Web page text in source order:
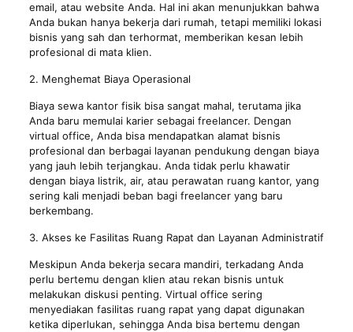
email, atau website Anda. Hal ini akan menunjukkan bahwa
Anda bukan hanya bekerja dari rumah, tetapi memiliki lokasi
bisnis yang sah dan terhormat, memberikan kesan lebih
profesional di mata klien.
2. Menghemat Biaya Operasional
Biaya sewa kantor fisik bisa sangat mahal, terutama jika
Anda baru memulai karier sebagai freelancer. Dengan
virtual office, Anda bisa mendapatkan alamat bisnis
profesional dan berbagai layanan pendukung dengan biaya
yang jauh lebih terjangkau. Anda tidak perlu khawatir
dengan biaya listrik, air, atau perawatan ruang kantor, yang
sering kali menjadi beban bagi freelancer yang baru
berkembang.
3. Akses ke Fasilitas Ruang Rapat dan Layanan Administratif
Meskipun Anda bekerja secara mandiri, terkadang Anda
perlu bertemu dengan klien atau rekan bisnis untuk
melakukan diskusi penting. Virtual office sering
menyediakan fasilitas ruang rapat yang dapat digunakan
ketika diperlukan, sehingga Anda bisa bertemu dengan